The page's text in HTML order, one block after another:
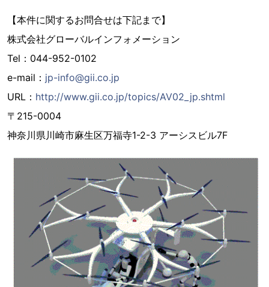
【本件に関するお問合せは下記まで】
株式会社グローバルインフォメーション
Tel：044-952-0102
e-mail： jp-info@gii.co.jp
URL： http://www.gii.co.jp/topics/AV02_jp.shtml
〒215-0004
神奈川県川崎市麻生区万福寺1-2-3 アーシスビル7F